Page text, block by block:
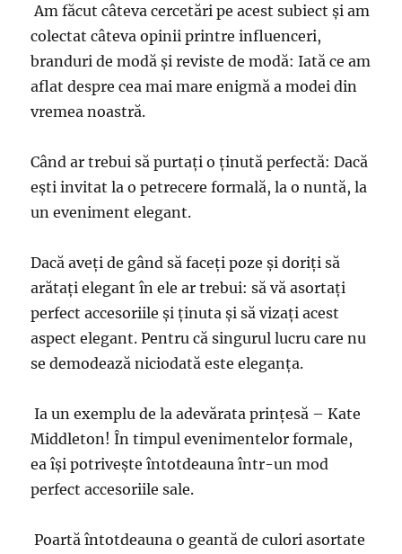
Am făcut câteva cercetări pe acest subiect și am
colectat câteva opinii printre influenceri,
branduri de modă și reviste de modă: Iată ce am
aflat despre cea mai mare enigmă a modei din
vremea noastră.
Când ar trebui să purtați o ținută perfectă: Dacă
ești invitat la o petrecere formală, la o nuntă, la
un eveniment elegant.
Dacă aveți de gând să faceți poze și doriți să
arătați elegant în ele ar trebui: să vă asortați
perfect accesoriile și ținuta și să vizați acest
aspect elegant. Pentru că singurul lucru care nu
se demodează niciodată este eleganța.
Ia un exemplu de la adevărata prințesă – Kate
Middleton! În timpul evenimentelor formale,
ea își potrivește întotdeauna într-un mod
perfect accesoriile sale.
Poartă întotdeauna o geantă de culori asortate